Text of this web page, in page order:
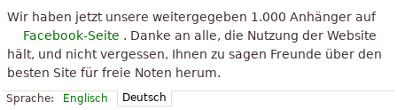
Wir haben jetzt unsere weitergegeben 1.000 Anhänger auf
Facebook-Seite . Danke an alle, die Nutzung der Website
hält, und nicht vergessen, Ihnen zu sagen Freunde über den
besten Site für freie Noten herum.
Sprache: Englisch Deutsch